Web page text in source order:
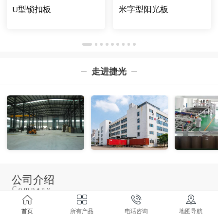
U型锁扣板 米字型阳光板
走进捷光
C o m p a n y
I n t r o d u c t i o n
公司介绍
首页 所有产品 电话咨询 地图导航